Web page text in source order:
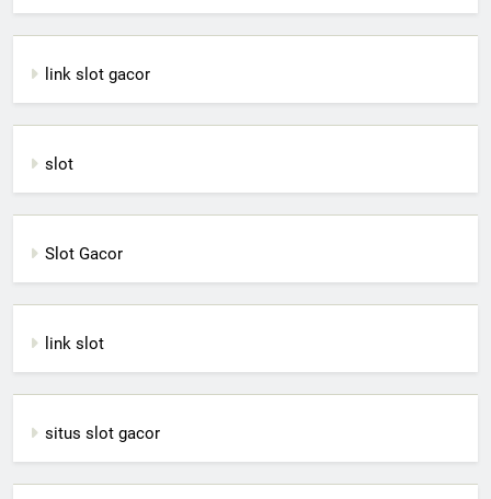
link slot gacor
slot
Slot Gacor
link slot
situs slot gacor